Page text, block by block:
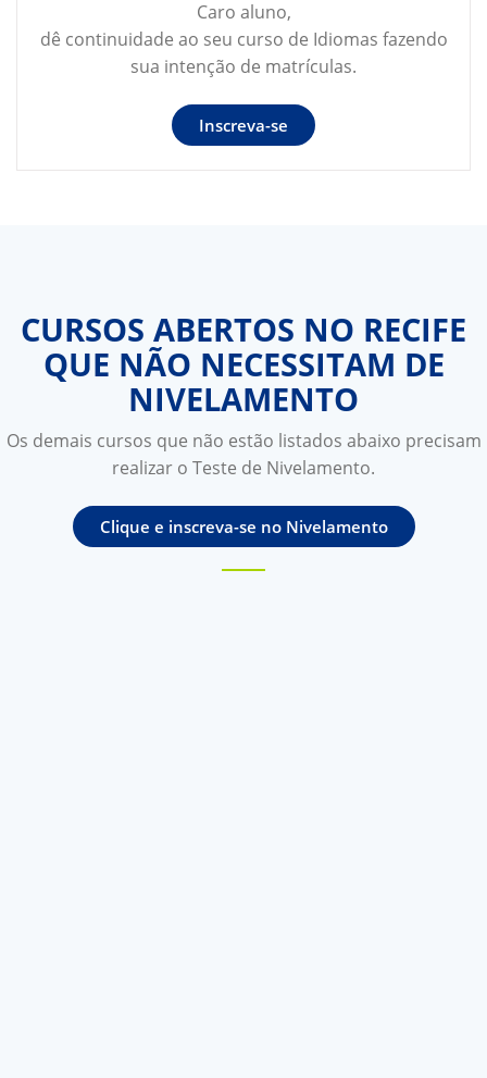
Caro aluno,
dê continuidade ao seu curso de Idiomas fazendo
sua intenção de matrículas.
Inscreva-se
CURSOS ABERTOS NO RECIFE
QUE NÃO NECESSITAM DE
NIVELAMENTO
Os demais cursos que não estão listados abaixo precisam
realizar o Teste de Nivelamento.
Clique e inscreva-se no Nivelamento